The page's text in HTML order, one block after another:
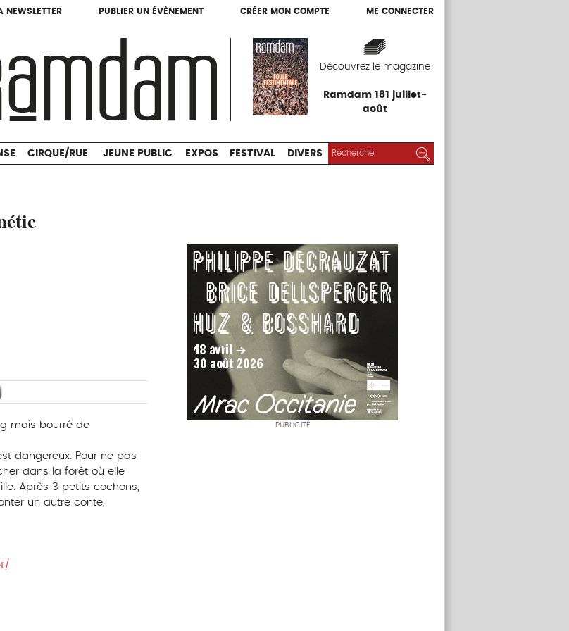
NEWSLETTER PUBLIER UN ÉVÈNEMENT CRÉER MON COMPTE ME CONNECTER
Découvrez le magazine
Ramdam 181 juillet-
août
NEWSLETTER PUBLIER UN ÉVÈNEMENT CRÉER MON COMPTE ME CONNECTER
CIRQUE/RUE JEUNE PUBLIC EXPOS
CIRQUE/RUE JEUNE PUBLIC EXPOS FESTIVAL DIVERS RECHERCHER :
mais bourré de
dangereux. Pour ne pas
dans la forêt où elle
Après 3 petits cochons,
un autre conte,
PUBLICITÉ